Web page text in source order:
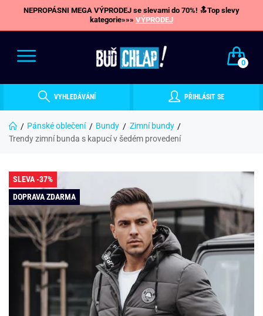
NEPROPÁSNI MEGA VÝPRODEJ se slevami do 70%! 🔝Top slevy
kategorie»»» VÝPRODEJ
0
VYHLEDÁVÁNÍ PŘIHLÁSIT SE
Pánské oblečení Bundy
Zimní bundy
Trendy zimní bunda s kapucí v šedém provedení
SLEVA -37%
DOPRAVA ZDARMA